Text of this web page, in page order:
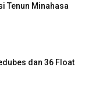
Tenun Minahasa
dan 36 Float